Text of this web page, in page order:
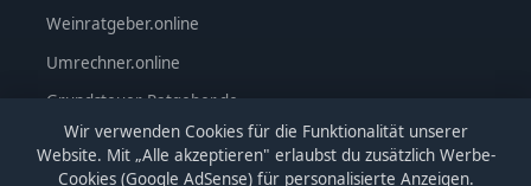
Weinratgeber.online
Umrechner.online
Grundsteuer-Ratgeber.de
ronnybrummer.de
Wir verwenden Cookies für die Funktionalität unserer
Website. Mit „Alle akzeptieren" erlaubst du zusätzlich Werbe-
Cookies (Google AdSense) für personalisierte Anzeigen.